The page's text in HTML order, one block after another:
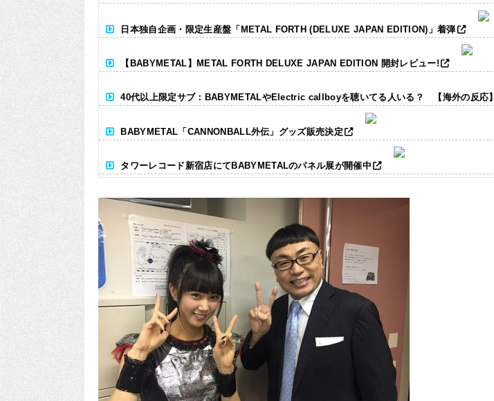
日本独自企画・限定生産盤「METAL FORTH (DELUXE JAPAN EDITION)」着弾
【BABYMETAL】METAL FORTH DELUXE JAPAN EDITION 開封レビュー!
40代以上限定サブ：BABYMETALやElectric callboyを聴いてる人いる？ 【海外の反応】
BABYMETAL「CANNONBALL外伝」グッズ販売決定
タワーレコード新宿店にてBABYMETALのパネル展が開催中